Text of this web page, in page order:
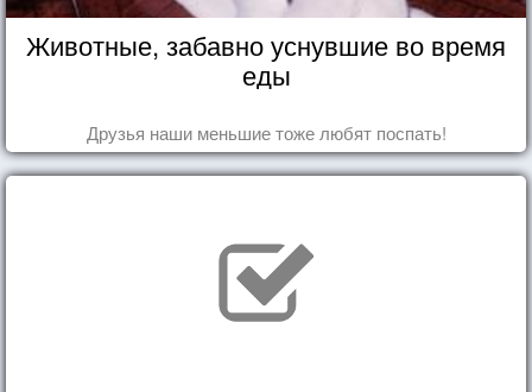
Животные, забавно уснувшие во время
еды
Друзья наши меньшие тоже любят поспать!